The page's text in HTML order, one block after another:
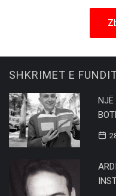
SHKRIMET E
NJË